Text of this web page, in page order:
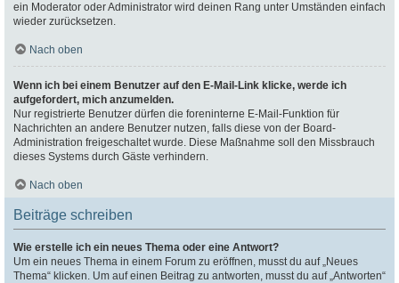
ein Moderator oder Administrator wird deinen Rang unter Umständen einfach
wieder zurücksetzen.
Nach oben
Wenn ich bei einem Benutzer auf den E-Mail-Link klicke, werde ich
aufgefordert, mich anzumelden.
Nur registrierte Benutzer dürfen die foreninterne E-Mail-Funktion für
Nachrichten an andere Benutzer nutzen, falls diese von der Board-
Administration freigeschaltet wurde. Diese Maßnahme soll den Missbrauch
dieses Systems durch Gäste verhindern.
Nach oben
Beiträge schreiben
Wie erstelle ich ein neues Thema oder eine Antwort?
Um ein neues Thema in einem Forum zu eröffnen, musst du auf „Neues
Thema“ klicken. Um auf einen Beitrag zu antworten, musst du auf „Antworten“